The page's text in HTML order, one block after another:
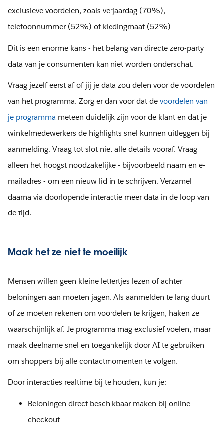
exclusieve voordelen, zoals verjaardag (70%),
telefoonnummer (52%) of kledingmaat (52%)
Dit is een enorme kans - het belang van directe zero-party
data van je consumenten kan niet worden onderschat.
Vraag jezelf eerst af of jij je data zou delen voor de voordelen
van het programma. Zorg er dan voor dat de voordelen van
je programma meteen duidelijk zijn voor de klant en dat je
winkelmedewerkers de highlights snel kunnen uitleggen bij
aanmelding. Vraag tot slot niet alle details vooraf. Vraag
alleen het hoogst noodzakelijke - bijvoorbeeld naam en e-
mailadres - om een nieuw lid in te schrijven. Verzamel
daarna via doorlopende interactie meer data in de loop van
de tijd.
Maak het ze niet te moeilijk
Mensen willen geen kleine lettertjes lezen of achter
beloningen aan moeten jagen. Als aanmelden te lang duurt
of ze moeten rekenen om voordelen te krijgen, haken ze
waarschijnlijk af. Je programma mag exclusief voelen, maar
maak deelname snel en toegankelijk door AI te gebruiken
om shoppers bij alle contactmomenten te volgen.
Door interacties realtime bij te houden, kun je:
Beloningen direct beschikbaar maken bij online
checkout